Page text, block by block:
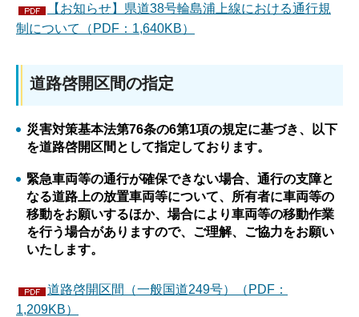
【お知らせ】県道38号輪島浦上線における通行規
制について（PDF：1,640KB）
道路啓開区間の指定
災害対策基本法第76条の6第1項の規定に基づき、以下
を道路啓開区間として指定しております。
緊急車両等の通行が確保できない場合、通行の支障と
なる道路上の放置車両等について、所有者に車両等の
移動をお願いするほか、場合により車両等の移動作業
を行う場合がありますので、ご理解、ご協力をお願い
いたします。
道路啓開区間（一般国道249号）（PDF：
1,209KB）